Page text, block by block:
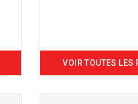
VOIR TOUTES LES